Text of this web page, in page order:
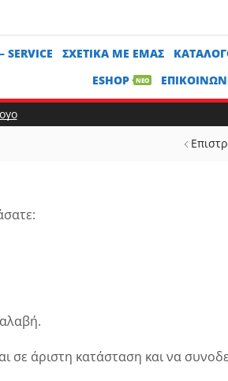
SERVICE ΣΧΕΤΙΚΆ ΜΕ ΕΜΆΣ
ESHOP
ΝΕΟ
σε άριστη κατάσταση και να